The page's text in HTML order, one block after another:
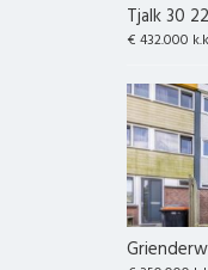
Tjalk 30
€ 432.000 k.k